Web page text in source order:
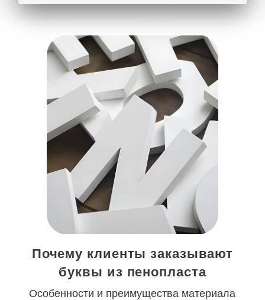
Почему клиенты заказывают
буквы из пенопласта
Особенности и преимущества материала